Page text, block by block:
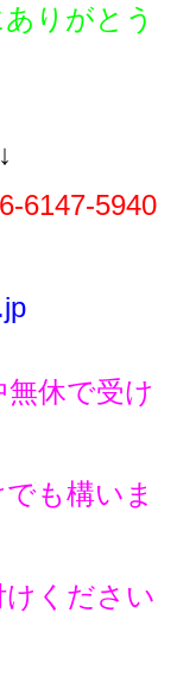
りがとう
6147-5940
無休で受け
も構いま
ください